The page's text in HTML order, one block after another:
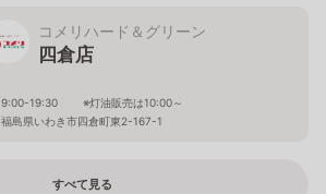
コメリハード＆グリーン
四倉店
9:00-19:30 ※灯油販売は10:00～
福島県いわき市四倉町東2-167-1
すべて見る